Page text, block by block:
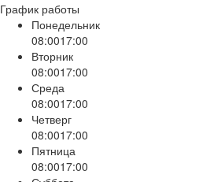
График работы
Понедельник
08:0017:00
Вторник
08:0017:00
Среда
08:0017:00
Четверг
08:0017:00
Пятница
08:0017:00